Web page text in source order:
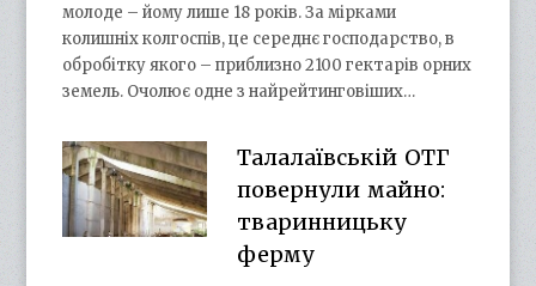
молоде – йому лише 18 років. За мірками
колишніх колгоспів, це середнє господарство, в
обробітку якого – приблизно 2100 гектарів орних
земель. Очолює одне з найрейтинговіших…
Талалаївській ОТГ
повернули майно:
тваринницьку
ферму